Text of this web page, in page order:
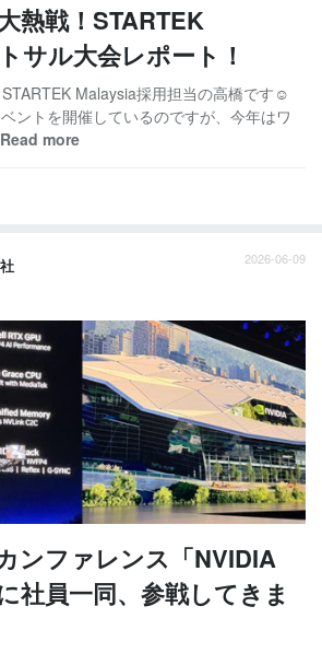
熱戦！STARTEK
サル大会レポート！
Malaysia採用担当の高橋です☺
ントを開催しているのですが、今年はワ
Read more
2026-06-09
ンファレンス「NVIDIA
社員一同、参戦してきま